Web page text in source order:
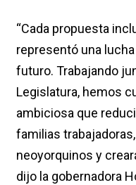
“Cada propuesta
representó una
futuro. Trabajando
Legislatura, hemos
ambiciosa que
familias
neoyorquinos y
dijo la gobernadora